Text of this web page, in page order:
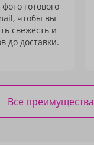
готового
чтобы вы
свежесть и
до доставки.
Все преимущества